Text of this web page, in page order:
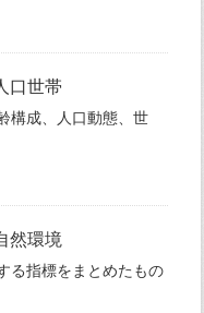
口世帯
構成、人口動態、世
然環境
る指標をまとめたもの